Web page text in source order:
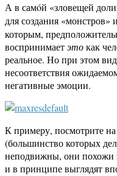
А в самóй «зловещей
для создания «монстров» и
которым,
воспринимаетэтокак
реальное. Но при этом
несоответствия
негативные эмоции.
К примеру, посмотрите
(большинство которых
неподвижны, они похожи
и в принципе выглядят